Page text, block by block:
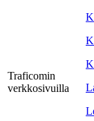
Traficomin
verkkosivuilla